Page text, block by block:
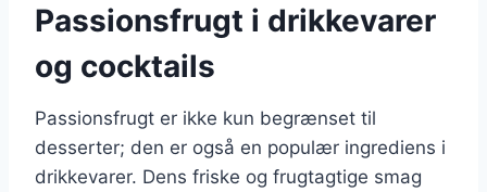
Passionsfrugt i drikkevarer
og cocktails
Passionsfrugt er ikke kun begrænset til
desserter; den er også en populær ingrediens i
drikkevarer. Dens friske og frugtagtige smag